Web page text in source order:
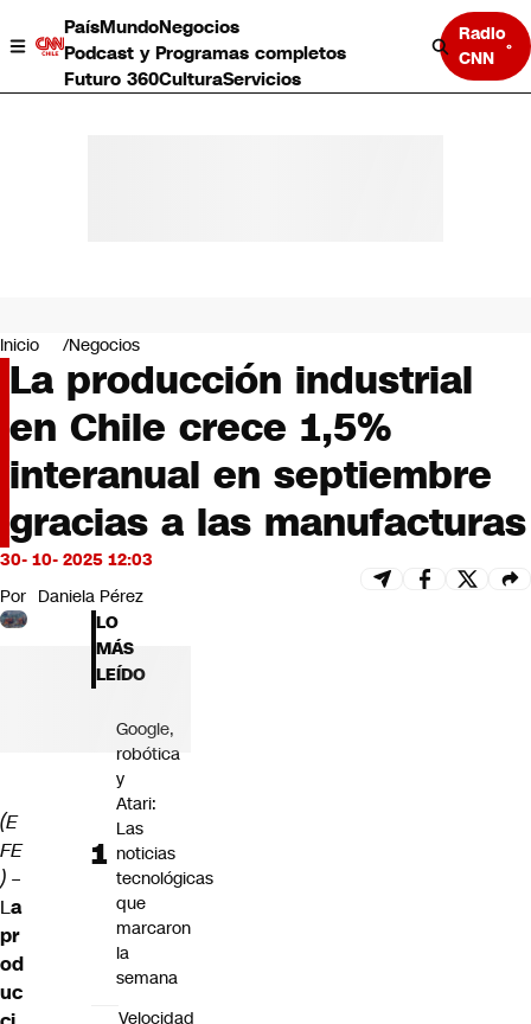
PaísMundoNegocios
Podcast y Programas completos
Futuro 360CulturaServicios
Radio
CNN
Negocios
Deportes
Programas completos
Cultura
Servicios
Bits
CNN tiempo
Futuro 360
Inicio Negocios
La producción industrial
en Chile crece 1,5%
interanual en septiembre
gracias a las manufacturas
30- 10- 2025 12:03
Por Daniela Pérez
(E
FE
) –
La
pr
od
uc
LO
MÁS
LEÍDO
Google,
robótica
y
Atari:
Las
noticias
tecnológicas
que
marcaron
la
semana
Velocidad